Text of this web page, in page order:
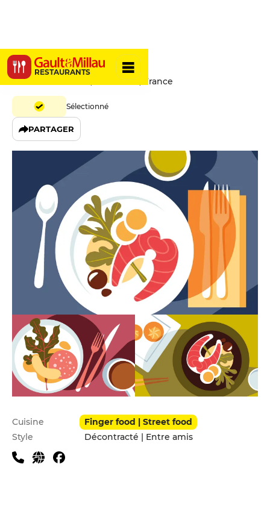
RESTAURANTS
Balls
47 Rue Saint-Maur, 75011 Paris, France
Sélectionné
PARTAGER
Infos pratiques
Cuisine
Finger food | Street food
Style
Décontracté | Entre amis